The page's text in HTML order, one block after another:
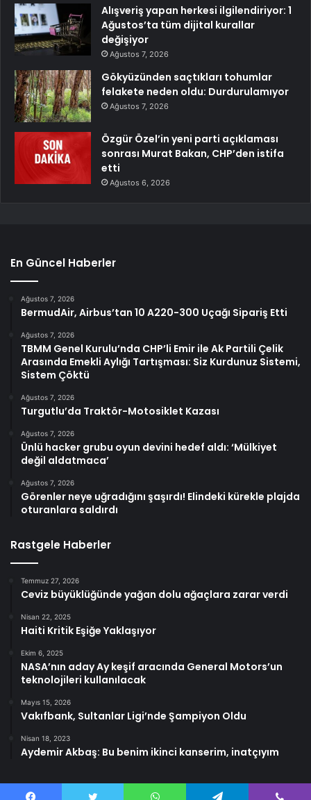
Alışveriş yapan herkesi ilgilendiriyor: 1
Ağustos’ta tüm dijital kurallar
değişiyor
Ağustos 7, 2026
Gökyüzünden saçtıkları tohumlar
felakete neden oldu: Durdurulamıyor
Ağustos 7, 2026
Özgür Özel’in yeni parti açıklaması
sonrası Murat Bakan, CHP’den istifa
etti
Ağustos 6, 2026
En Güncel Haberler
Ağustos 7, 2026
BermudAir, Airbus’tan 10 A220-300 Uçağı Sipariş Etti
Ağustos 7, 2026
TBMM Genel Kurulu’nda CHP’li Emir ile Ak Partili Çelik
Arasında Emekli Aylığı Tartışması: Siz Kurdunuz Sistemi,
Sistem Çöktü
Ağustos 7, 2026
Turgutlu’da Traktör-Motosiklet Kazası
Ağustos 7, 2026
Ünlü hacker grubu oyun devini hedef aldı: ‘Mülkiyet
değil aldatmaca’
Ağustos 7, 2026
Görenler neye uğradığını şaşırdı! Elindeki kürekle plajda
oturanlara saldırdı
Rastgele Haberler
Temmuz 27, 2026
Ceviz büyüklüğünde yağan dolu ağaçlara zarar verdi
Nisan 22, 2025
Haiti Kritik Eşiğe Yaklaşıyor
Ekim 6, 2025
NASA’nın aday Ay keşif aracında General Motors’un
teknolojileri kullanılacak
Mayıs 15, 2026
Vakıfbank, Sultanlar Ligi’nde Şampiyon Oldu
Nisan 18, 2023
Aydemir Akbaş: Bu benim ikinci kanserim, inatçıyım